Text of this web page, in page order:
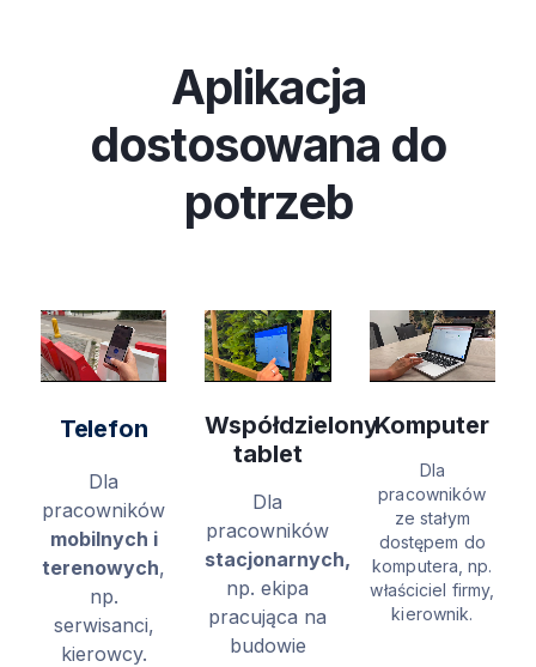
Aplikacja
dostosowana do
potrzeb
Telefon
Dla
pracowników
mobilnych i
terenowych,
np.
serwisanci,
kierowcy.
Współdzielony
tablet
Dla
pracowników
stacjonarnych,
np. ekipa
pracująca na
budowie
Komputer
Dla
pracowników
ze stałym
dostępem do
komputera, np.
właściciel firmy,
kierownik.